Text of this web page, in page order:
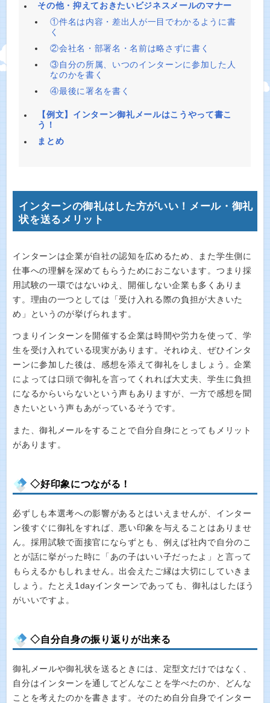
その他・抑えておきたいビジネスメールのマナー
①件名は内容・差出人が一目でわかるように書
く
②会社名・部署名・名前は略さずに書く
③自分の所属、いつのインターンに参加した人
なのかを書く
④最後に署名を書く
【例文】インターン御礼メールはこうやって書こ
う！
まとめ
インターンの御礼はした方がいい！メール・御礼
状を送るメリット
インターンは企業が自社の認知を広めるため、また学生側に
仕事への理解を深めてもらうためにおこないます。つまり採
用試験の一環ではないゆえ、開催しない企業も多くありま
す。理由の一つとしては「受け入れる際の負担が大きいた
め」というのが挙げられます。
つまりインターンを開催する企業は時間や労力を使って、学
生を受け入れている現実があります。それゆえ、ぜひインタ
ーンに参加した後は、感想を添えて御礼をしましょう。企業
によっては口頭で御礼を言ってくれれば大丈夫、学生に負担
になるからいらないという声もありますが、一方で感想を聞
きたいという声もあがっているそうです。
また、御礼メールをすることで自分自身にとってもメリット
があります。
◇好印象につながる！
必ずしも本選考への影響があるとはいえませんが、インター
ン後すぐに御礼をすれば、悪い印象を与えることはありませ
ん。採用試験で面接官にならずとも、例えば社内で自分のこ
とが話に挙がった時に「あの子はいい子だったよ」と言って
もらえるかもしれません。出会えたご縁は大切にしていきま
しょう。たとえ1dayインターンであっても、御礼はしたほう
がいいですよ。
◇自分自身の振り返りが出来る
御礼メールや御礼状を送るときには、定型文だけではなく、
自分はインターンを通してどんなことを学べたのか、どんな
ことを考えたのかを書きます。そのため自分自身でインター